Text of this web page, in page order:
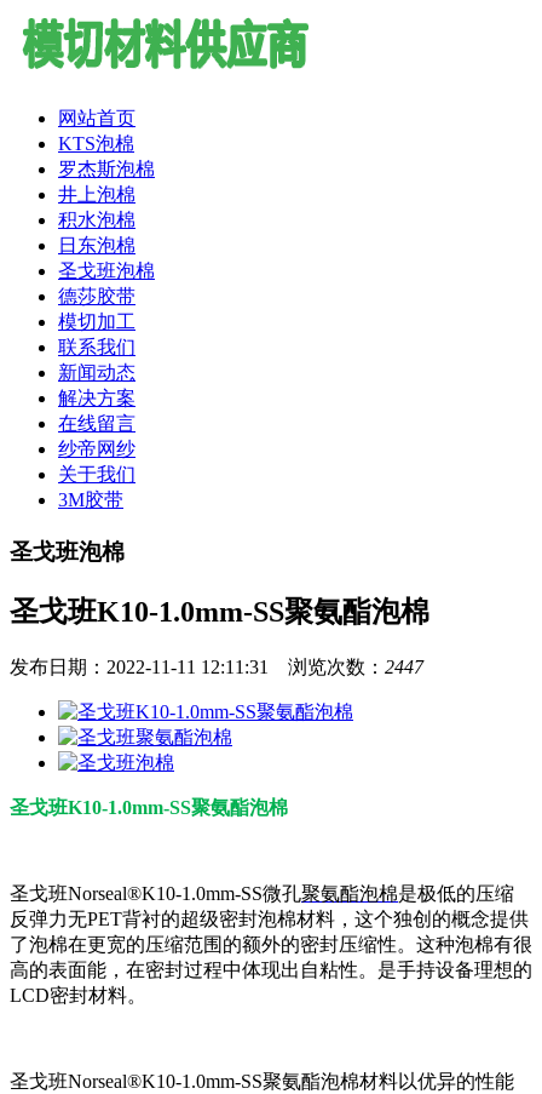
网站首页
KTS泡棉
罗杰斯泡棉
井上泡棉
积水泡棉
日东泡棉
圣戈班泡棉
德莎胶带
模切加工
联系我们
新闻动态
解决方案
在线留言
纱帝网纱
关于我们
3M胶带
圣戈班泡棉
圣戈班K10-1.0mm-SS聚氨酯泡棉
发布日期：2022-11-11 12:11:31 浏览次数： 2447
圣戈班K10-1.0mm-SS聚氨酯泡棉
圣戈班Norseal®K10-1.0mm-SS微孔聚氨酯泡棉是极低的压缩
反弹力无PET背衬的超级密封泡棉材料，这个独创的概念提供
了泡棉在更宽的压缩范围的额外的密封压缩性。这种泡棉有很
高的表面能，在密封过程中体现出自粘性。是手持设备理想的
LCD密封材料。
圣戈班Norseal®K10-1.0mm-SS聚氨酯泡棉材料以优异的性能